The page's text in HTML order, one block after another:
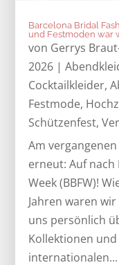
Barcelona Bridal
und Festmoden war
von Gerrys
2026 |
Cocktailkleider,
Festmode,
Schützenfest,
Am
erneut: Auf nach
Week (BBFW)!
Jahren waren
uns persönlich
Kollektionen
internationalen...